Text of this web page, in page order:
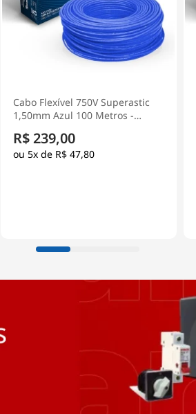
Cabo Flexível 750V Superastic
1,50mm Branco 100 Metros -
R$ 239,00
5x de R$ 47,80